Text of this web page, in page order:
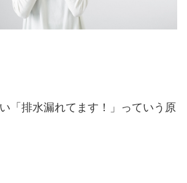
「排水漏れてます！」っていう原